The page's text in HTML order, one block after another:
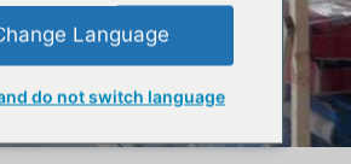
Language
do not switch language